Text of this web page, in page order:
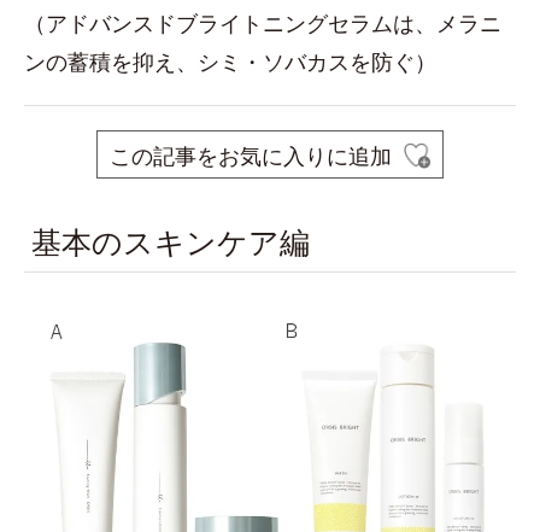
（アドバンスドブライトニングセラムは、メラニ
ンの蓄積を抑え、シミ・ソバカスを防ぐ）
この記事をお気に入りに追加
基本のスキンケア編